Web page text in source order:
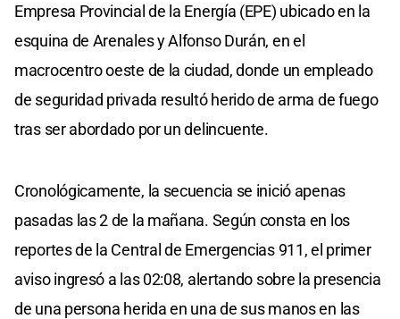
Empresa Provincial de la Energía (EPE) ubicado en la
esquina de Arenales y Alfonso Durán, en el
macrocentro oeste de la ciudad, donde un empleado
de seguridad privada resultó herido de arma de fuego
tras ser abordado por un delincuente.
Cronológicamente, la secuencia se inició apenas
pasadas las 2 de la mañana. Según consta en los
reportes de la Central de Emergencias 911, el primer
aviso ingresó a las 02:08, alertando sobre la presencia
de una persona herida en una de sus manos en las